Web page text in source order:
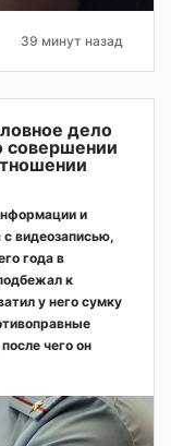
39 минут назад
дело
совершении
и
видеозаписью,
года в
к
у него сумку
чего он